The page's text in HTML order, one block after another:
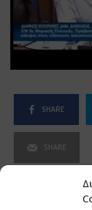
SHARE
SHARE